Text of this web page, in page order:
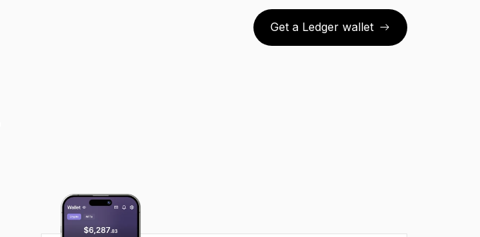
Get a Ledger wallet